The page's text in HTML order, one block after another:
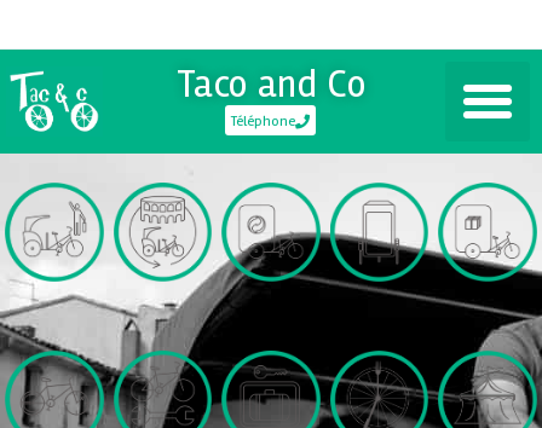
Taco and Co
Téléphone